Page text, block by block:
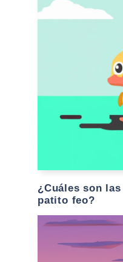
¿Cuáles son
patito feo?